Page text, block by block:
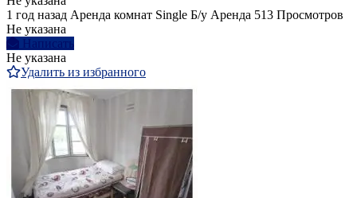
1 год назад Аренда комнат Single Б/у Аренда 513 Просмотров
Не указана
Написать
Не указана
Удалить из избранного